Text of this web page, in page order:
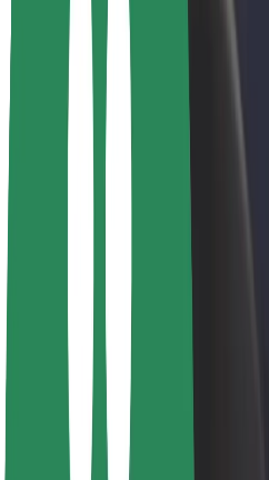
Bolt Food kereskedők
Flották
Franchise-ok
Blog
Sajtószoba
Brand
Küldetés